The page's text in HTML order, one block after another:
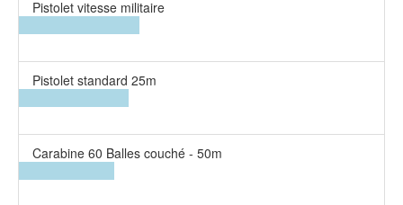
Pistolet vitesse militaire
Pistolet standard 25m
Carabine 60 Balles couché - 50m